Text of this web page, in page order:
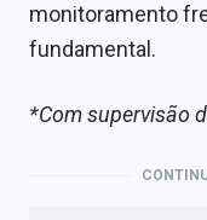
monitoramento
fundamental.
*Com supervisão